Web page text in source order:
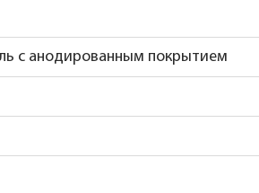
с анодированным покрытием